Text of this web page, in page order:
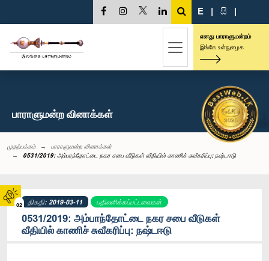
02
E | සි |
எனது பாராளுமன்றம்
இங்கே உள்நுழைக
பாராளுமன்ற வினாக்கள்
முதற்பக்கம்
பாராளுமன்ற வினாக்கள்
0531/2019: அம்பாந்தோட்டை நகர சபை வீடுகள் வீதியில் காணிச் சுவீகரிப்பு: நஷ்டஈடு
திகதி: 2019-03-11 பதிலளிக்கப்பட்டவைகள்
0531/2019: அம்பாந்தோட்டை நகர சபை வீடுகள்
வீதியில் காணிச் சுவீகரிப்பு: நஷ்டஈடு